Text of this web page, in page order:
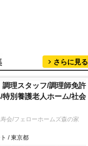
さらに見る
調理スタッフ/調理師免許
特別養護老人ホーム/社会
会/フェローホームズ森の家
/ 東京都